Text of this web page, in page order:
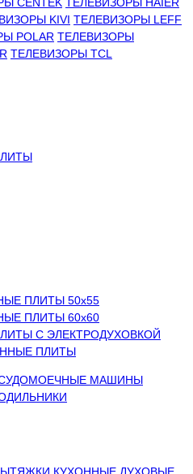
KIVI ТЕЛЕВИЗОРЫ LEFF
POLAR ТЕЛЕВИЗОРЫ
ТЕЛЕВИЗОРЫ TCL
ПЛИТЫ 50х55
ПЛИТЫ 60х60
С ЭЛЕКТРОДУХОВКОЙ
ПЛИТЫ
МАШИНЫ